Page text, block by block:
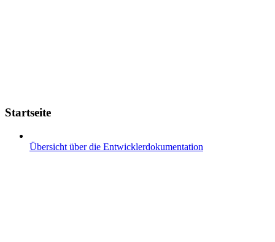
Startseite
Übersicht über die Entwicklerdokumentation